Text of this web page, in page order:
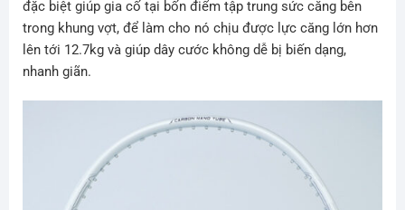
đặc biệt giúp gia cố tại bốn điểm tập trung sức căng bên
trong khung vợt, để làm cho nó chịu được lực căng lớn hơn
lên tới 12.7kg và giúp dây cước không dễ bị biến dạng,
nhanh giãn.